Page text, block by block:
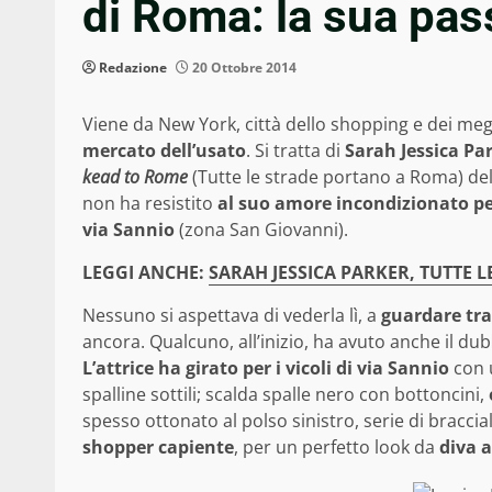
di Roma: la sua
Redazione 20 Ottobre 2014
Viene da New York, città dello shopping e dei
mercato dell’usato. Si tratta di Sarah Jessica
kead to Rome(Tutte le strade portano a Roma)
non ha resistito al suo amore incondizionato
via Sannio(zona San Giovanni).
LEGGI ANCHE: SARAH JESSICA PARKER, TUTTE
Nessuno si aspettava di vederla lì, a guardare
ancora. Qualcuno, all’inizio, ha avuto anche il
L’attrice ha girato per i vicoli di via Sannio con
spalline sottili; scalda spalle nero con bottoncini,
spesso ottonato al polso sinistro, serie di
shopper capiente, per un perfetto look da diva